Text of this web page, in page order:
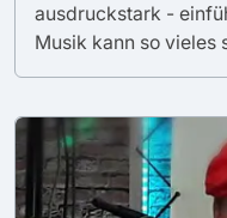
ausdruckstark -
Musik kann so vieles